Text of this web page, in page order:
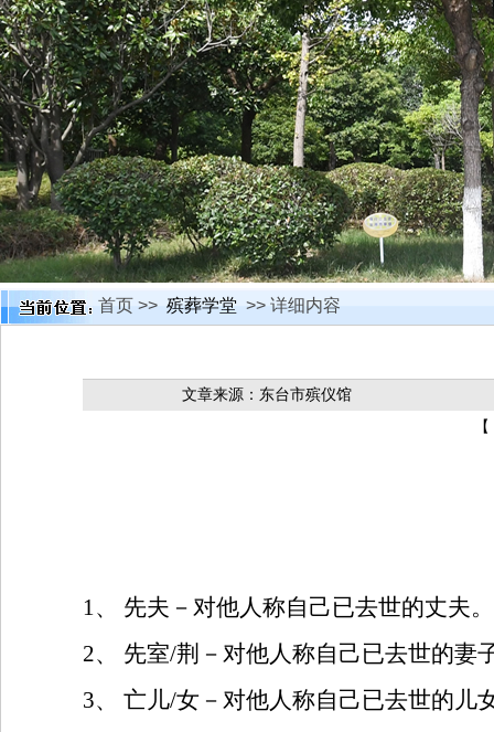
首页 >> 殡葬学堂 >> 详细内容
文章来源：东台市殡仪馆
【
1、
先夫－对他人称自己已去世的丈夫。
2、 先室/荆－对他人称自己已去世的妻
3、 亡儿/女－对他人称自己已去世的儿